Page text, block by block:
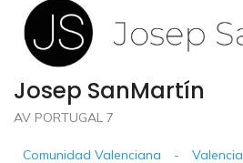
Josep SanMartín
AV PORTUGAL 7
Comunidad Valenciana - Valencia